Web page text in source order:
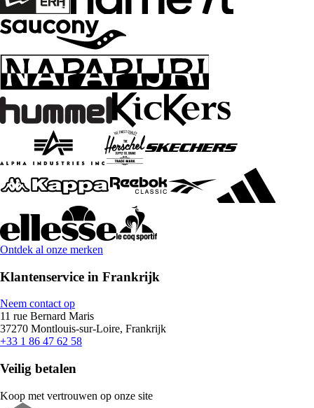
Ontdek al onze merken
Klantenservice in Frankrijk
Neem contact op
11 rue Bernard Maris
37270 Montlouis-sur-Loire, Frankrijk
+33 1 86 47 62 58
Veilig betalen
Koop met vertrouwen op onze site